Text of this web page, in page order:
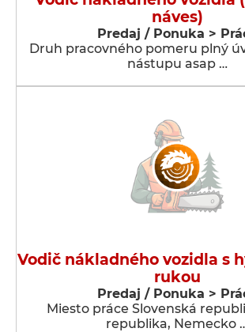
náves)
Predaj / Ponuka >
Druh pracovného pomeru plný
nástupu asap …
Vodič nákladného vozidla s
rukou
Predaj / Ponuka >
Miesto práce Slovenská
republika, Nemecko